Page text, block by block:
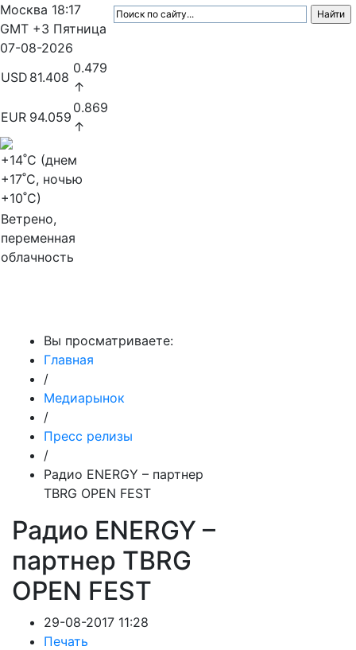
Москва 18:17
GMT +3 Пятница
07-08-2026
USD 81.408
0.479
↑
EUR 94.059
0.869
↑
+14˚C (днем
+17˚C, ночью
+10˚C)
Ветрено,
переменная
облачность
Вы просматриваете:
Главная
/
Медиарынок
/
Пресс релизы
/
Радио ENERGY – партнер
TBRG OPEN FEST
Радио ENERGY –
партнер TBRG
OPEN FEST
29-08-2017 11:28
Печать